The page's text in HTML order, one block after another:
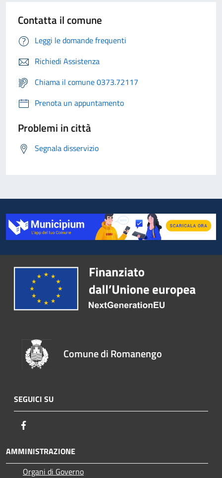
Contatta il comune
Leggi le domande frequenti
Richiedi Assistenza
Chiama il comune 0373.72117
Prenota un appuntamento
Problemi in città
Segnala disservizio
Comune di Romanengo
SEGUICI SU
AMMINISTRAZIONE
Organi di Governo